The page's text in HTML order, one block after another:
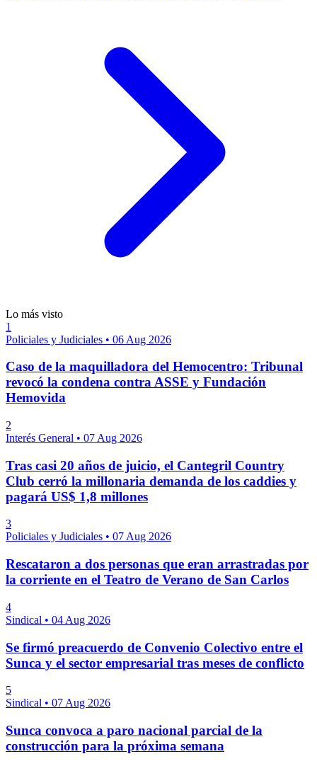
Lo más visto
1
Policiales y Judiciales • 06 Aug 2026
Caso de la maquilladora del Hemocentro: Tribunal
revocó la condena contra ASSE y Fundación
Hemovida
2
Interés General • 07 Aug 2026
Tras casi 20 años de juicio, el Cantegril Country
Club cerró la millonaria demanda de los caddies y
pagará US$ 1,8 millones
3
Policiales y Judiciales • 07 Aug 2026
Rescataron a dos personas que eran arrastradas por
la corriente en el Teatro de Verano de San Carlos
4
Sindical • 04 Aug 2026
Se firmó preacuerdo de Convenio Colectivo entre el
Sunca y el sector empresarial tras meses de conflicto
5
Sindical • 07 Aug 2026
Sunca convoca a paro nacional parcial de la
construcción para la próxima semana